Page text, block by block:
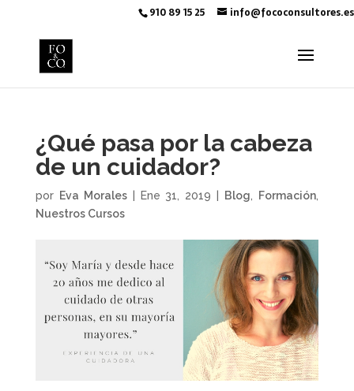
910 89 15 25 info@fococonsultores.es
¿Qué pasa por la cabeza
de un cuidador?
por Eva Morales| Ene 31, 2019 Blog Formación
Nuestros Cursos